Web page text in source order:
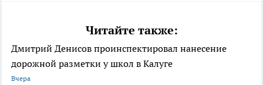
Читайте также:
Дмитрий Денисов проинспектировал нанесение
дорожной разметки у школ в Калуге
Вчера